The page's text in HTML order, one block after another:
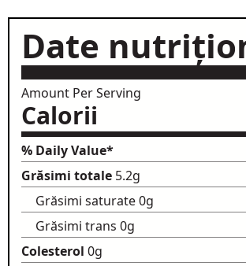
Date
Amount Per Serving
Calorii
% Daily Value*
Grăsimi totale 5.2g
Grăsimi saturate0g
Grăsimi trans 0g
Colesterol 0g